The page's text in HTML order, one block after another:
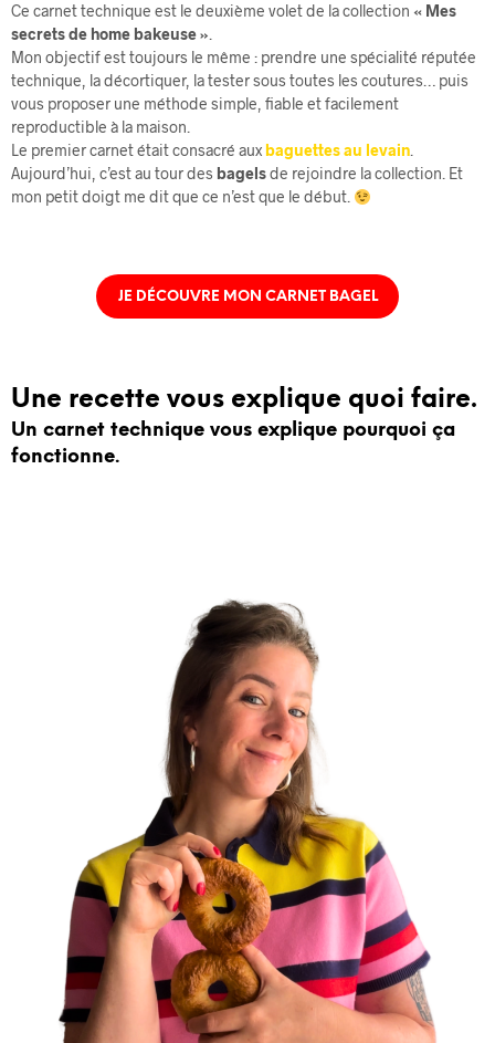
Ce carnet technique est le deuxième volet de la collection « Mes
secrets de home bakeuse »
Mon objectif est toujours le même : prendre une spécialité réputée
technique, la décortiquer, la tester sous toutes les coutures… puis
vous proposer une méthode simple, fiable et facilement
reproductible à la maison.
Le premier carnet était consacré auxbaguettes au levain
Aujourd’hui, c’est au tour des bagelsde rejoindre la collection. Et
mon petit doigt me dit que ce n’est que le début.
JE DÉCOUVRE MON CARNET BAGEL
Une recette vous explique quoi faire.
Un carnet technique vous explique pourquoi ça
fonctionne.